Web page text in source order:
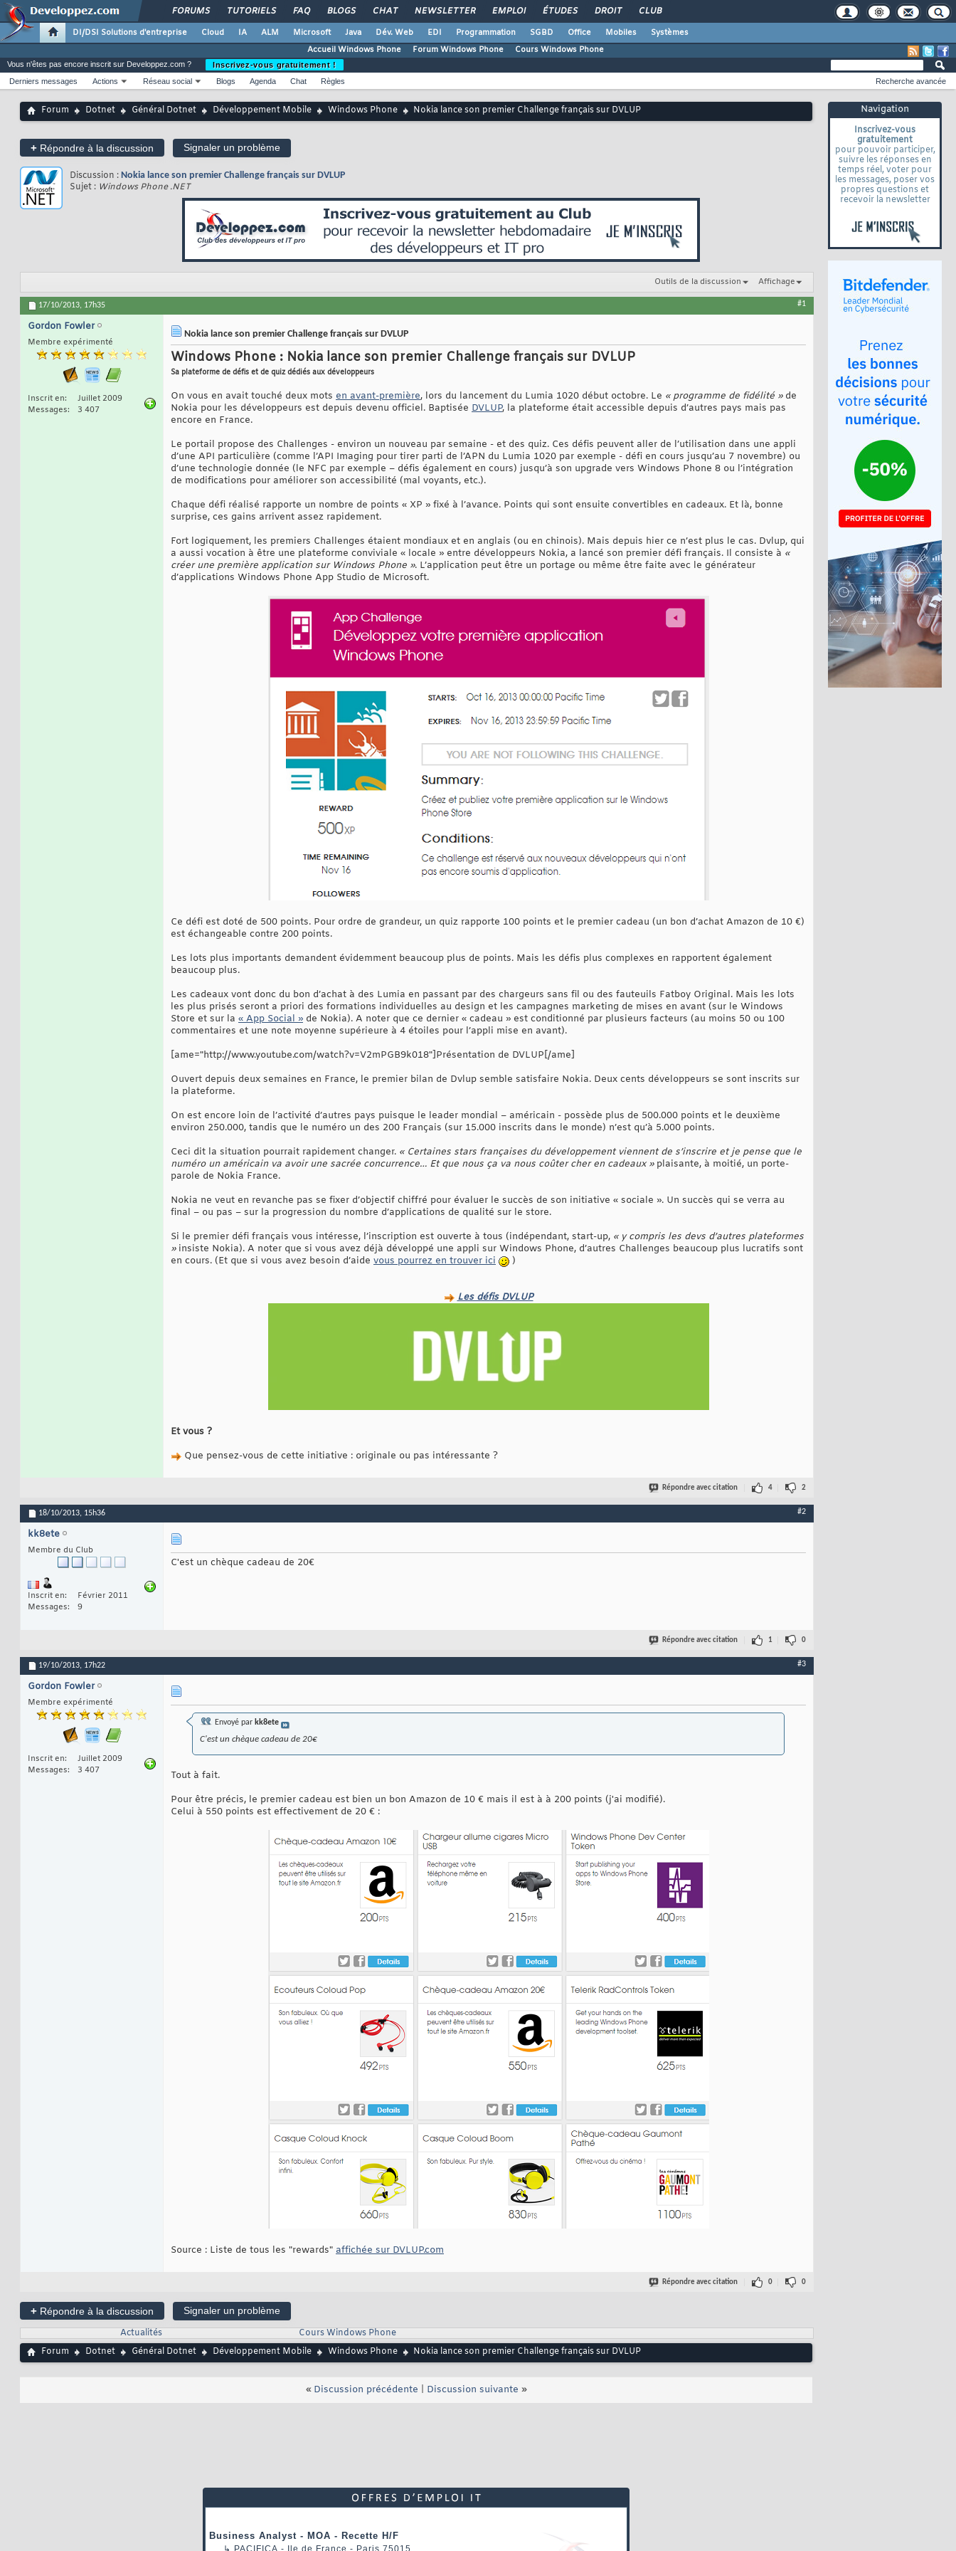
FORUMS TUTORIELS FAQ BLOGS CHAT NEWSLETTER EMPLOI ÉTUDES DROIT CLUB
DI/DSI Solutions d'entreprise Cloud IA ALM Microsoft Java Dév. Web EDI Programmation SGBD Office Mobiles
Systèmes
Accueil Windows Phone
Forum Windows Phone Cours Windows Phone
Navigation
Inscrivez-vous
gratuitement
pour pouvoir participer,
suivre les réponses en
temps réel, voter pour
les messages, poser vos
propres questions et
recevoir la newsletter
Vous n'êtes pas encore inscrit sur Developpez.com ?
Inscrivez-vous gratuitement !
Derniers messages
Actions Réseau social Blogs Agenda Chat Règles Recherche avancée
Forum Dotnet Général Dotnet Développement Mobile Windows Phone Nokia lance son premier Challenge français sur DVLUP
+ Répondre à la discussion Signaler un problème
Discussion : Nokia lance son premier Challenge français sur DVLUP
Sujet : Windows Phone .NET
Outils de la discussion Affichage
17/10/2013, 17h35 #1
Gordon Fowler
Membre expérimenté
Inscrit en
Juillet 2009
Messages
3 407
Nokia lance son premier Challenge français sur DVLUP
Windows Phone : Nokia lance son premier Challenge français sur DVLUP
Sa plateforme de défis et de quiz dédiés aux développeurs
On vous en avait touché deux mots en avant-première, lors du lancement du Lumia 1020 début octobre. Le « programme de fidélité »de
Nokia pour les développeurs est depuis devenu officiel. Baptisée DVLUP, la plateforme était accessible depuis d’autres pays mais pas
encore en France.
Le portail propose des Challenges - environ un nouveau par semaine - et des quiz. Ces défis peuvent aller de l’utilisation dans une appli
d’une API particulière (comme l’API Imaging pour tirer parti de l’APN du Lumia 1020 par exemple - défi en cours jusqu’au 7 novembre) ou
d’une technologie donnée (le NFC par exemple – défis également en cours) jusqu’à son upgrade vers Windows Phone 8 ou l’intégration
de modifications pour améliorer son accessibilité (mal voyants, etc.).
Chaque défi réalisé rapporte un nombre de points « XP » fixé à l’avance. Points qui sont ensuite convertibles en cadeaux. Et là, bonne
surprise, ces gains arrivent assez rapidement.
Fort logiquement, les premiers Challenges étaient mondiaux et en anglais (ou en chinois). Mais depuis hier ce n’est plus le cas. Dvlup, qui
a aussi vocation à être une plateforme conviviale « locale » entre développeurs Nokia, a lancé son premier défi français. Il consiste à «
créer une première application sur Windows Phone ». L’application peut être un portage ou même être faite avec le générateur
d’applications Windows Phone App Studio de Microsoft.
Ce défi est doté de 500 points. Pour ordre de grandeur, un quiz rapporte 100 points et le premier cadeau (un bon d’achat Amazon de 10 €)
est échangeable contre 200 points.
Les lots plus importants demandent évidemment beaucoup plus de points. Mais les défis plus complexes en rapportent également
beaucoup plus.
Les cadeaux vont donc du bon d’achat à des Lumia en passant par des chargeurs sans fil ou des fauteuils Fatboy Original. Mais les lots
les plus prisés seront a priori des formations individuelles au design et les campagnes marketing de mises en avant (sur le Windows
Store et sur la « App Social » de Nokia). A noter que ce dernier « cadeau » est conditionné par plusieurs facteurs (au moins 50 ou 100
commentaires et une note moyenne supérieure à 4 étoiles pour l’appli mise en avant).
[ame="http://www.youtube.com/watch?v=V2mPGB9k018"]Présentation de DVLUP[/ame]
Ouvert depuis deux semaines en France, le premier bilan de Dvlup semble satisfaire Nokia. Deux cents développeurs se sont inscrits sur
la plateforme.
On est encore loin de l’activité d’autres pays puisque le leader mondial – américain - possède plus de 500.000 points et le deuxième
environ 250.000, tandis que le numéro un des 200 Français (sur 15.000 inscrits dans le monde) n’est qu’à 5.000 points.
Ceci dit la situation pourrait rapidement changer. « Certaines stars françaises du développement viennent de s’inscrire et je pense que le
numéro un américain va avoir une sacrée concurrence… Et que nous ça va nous coûter cher en cadeaux »plaisante, à moitié, un porte-
parole de Nokia France.
Nokia ne veut en revanche pas se fixer d’objectif chiffré pour évaluer le succès de son initiative « sociale ». Un succès qui se verra au
final – ou pas – sur la progression du nombre d’applications de qualité sur le store.
Si le premier défi français vous intéresse, l’inscription est ouverte à tous (indépendant, start-up, « y compris les devs d’autres plateformes
»insiste Nokia). A noter que si vous avez déjà développé une appli sur Windows Phone, d’autres Challenges beaucoup plus lucratifs sont
en cours. (Et que si vous avez besoin d’aide vous pourrez en trouver ici )
Les défis DVLUP
Et vous ?
Que pensez-vous de cette initiative : originale ou pas intéressante ?
Répondre avec citation 4 2
18/10/2013, 15h36 #2
kk8ete
Membre du Club
Inscrit en
Février 2011
Messages
9
C'est un chèque cadeau de 20€
Répondre avec citation 1 0
19/10/2013, 17h22 #3
Gordon Fowler
Membre expérimenté
Inscrit en
Juillet 2009
Messages
3 407
Envoyé par kk8ete
C'est un chèque cadeau de 20€
Tout à fait.
Pour être précis, le premier cadeau est bien un bon Amazon de 10 € mais il est à à 200 points (j'ai modifié).
Celui à 550 points est effectivement de 20 € :
Source : Liste de tous les "rewards" affichée sur DVLUP.com
Répondre avec citation 0 0
+ Répondre à la discussion
Signaler un problème
Actualités
Cours Windows Phone
Forum
Dotnet Général Dotnet Développement Mobile Windows Phone Nokia lance son premier Challenge français sur DVLUP
« Discussion précédente Discussion suivante »
Business Analyst - MOA - Recette H/F